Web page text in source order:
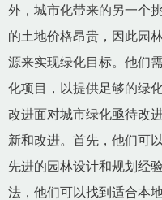
外，城市化带来的另一个
的土地价格昂贵，因此园
源来实现绿化目标。他们
化项目，以提供足够的绿
改进面对城市绿化亟待改
新和改进。首先，他们可
先进的园林设计和规划经
法，他们可以找到适合本